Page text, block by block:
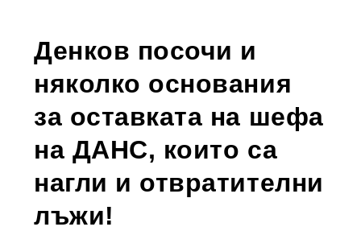
Денков посочи и
няколко основания
за оставката на шефа
на ДАНС, които са
нагли и отвратителни
лъжи!